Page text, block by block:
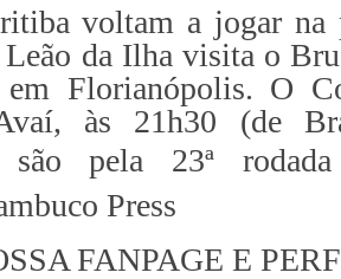
voltam a jogar
da Ilha visita o
em Florianópolis. O
às 21h30 (de
são pela 23ª
Press
FANPAGE E